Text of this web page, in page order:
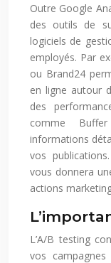
Outre Google
des outils de
logiciels de
employés. Par
ou Brand24
en ligne autour
des
comme
informations
vos
vous donnera
actions
L’A/B testing
vos